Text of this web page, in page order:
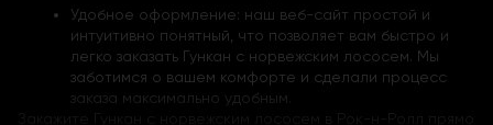
Удобное оформление: наш веб-сайт простой и
интуитивно понятный, что позволяет вам быстро и
легко заказать Гункан с норвежским лососем. Мы
заботимся о вашем комфорте и сделали процесс
заказа максимально удобным.